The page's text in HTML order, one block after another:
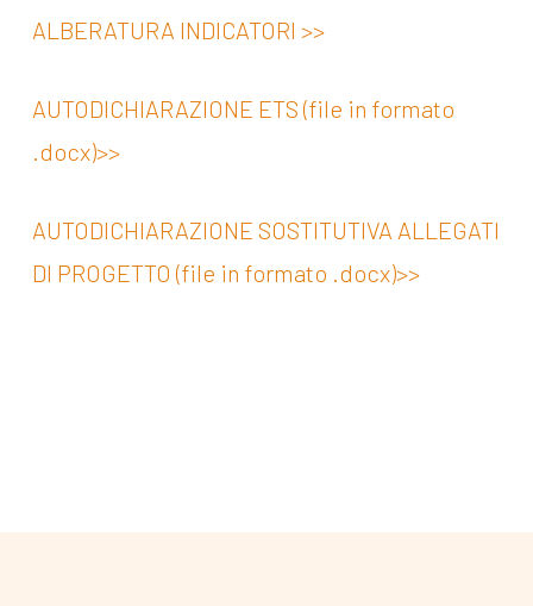
ALBERATURA INDICATORI >>
AUTODICHIARAZIONE ETS (file in formato
.docx)>>
AUTODICHIARAZIONE SOSTITUTIVA ALLEGATI
DI PROGETTO (file in formato .docx)>>